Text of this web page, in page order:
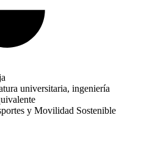
universitaria, ingeniería
y Movilidad Sostenible